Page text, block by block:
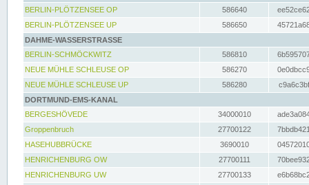
BERLIN-PLÖTZENSEE OP
586640
BERLIN-PLÖTZENSEE UP
586650
DAHME-WASSERSTRASSE
BERLIN-SCHMÖCKWITZ
586810
NEUE MÜHLE SCHLEUSE OP
586270
NEUE MÜHLE SCHLEUSE UP
586280
DORTMUND-EMS-KANAL
BERGESHÖVEDE
34000010
Groppenbruch
27700122
HASEHUBBRÜCKE
3690010
HENRICHENBURG OW
27700111
HENRICHENBURG UW
27700133